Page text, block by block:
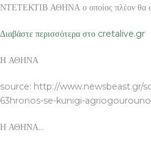
ΝΤΕΤΕΚΤΙΒ ΑΘΗΝΑ ο οποίος πλέον θα
Διαβάστε περισσότερα στο cretalive.gr
Η ΑΘΗΝΑ
source: http://www.newsbeast.gr/
63hronos-se-kunigi-
Η ΑΘΗΝΑ…